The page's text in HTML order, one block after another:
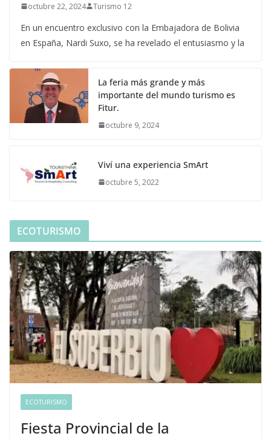
octubre 22, 2024 Turismo 12
En un encuentro exclusivo con la Embajadora de Bolivia
en España, Nardi Suxo, se ha revelado el entusiasmo y la
La feria más grande y más
importante del mundo turismo es
Fitur.
octubre 9, 2024
Viví una experiencia SmArt
octubre 5, 2022
ECOTURISMO
ECOTURISMO
Fiesta Provincial de la